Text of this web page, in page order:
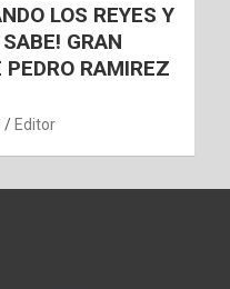
LOS REYES Y
GRAN
RAMIREZ
Editor